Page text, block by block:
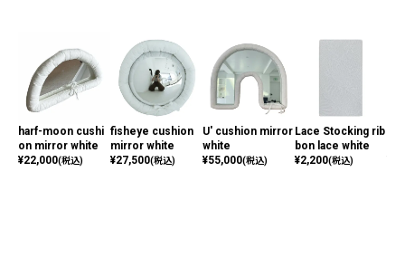
harf-moon cushi
on mirror white
¥22,000(税込)
fisheye cushion
mirror white
¥27,500(税込)
U' cushion mirror
white
¥55,000(税込)
Lace Stocking rib
bon lace white
¥2,200(税込)